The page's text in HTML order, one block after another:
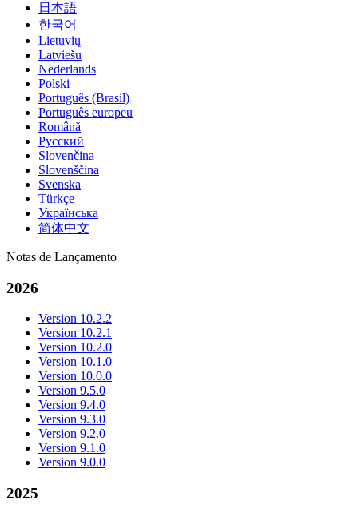
日本語
한국어
Lietuvių
Latviešu
Nederlands
Polski
Português (Brasil)
Português europeu
Română
Русский
Slovenčina
Slovenščina
Svenska
Türkçe
Українська
简体中文
Notas de Lançamento
2026
Version 10.2.2
Version 10.2.1
Version 10.2.0
Version 10.1.0
Version 10.0.0
Version 9.5.0
Version 9.4.0
Version 9.3.0
Version 9.2.0
Version 9.1.0
Version 9.0.0
2025